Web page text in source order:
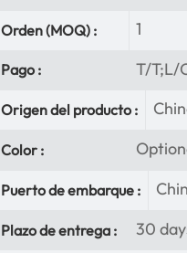
Orden (MOQ) : 1
Pago : T/T;L/
Origen del producto :
Color :
Puerto de embarque :
Plazo de entrega : 30